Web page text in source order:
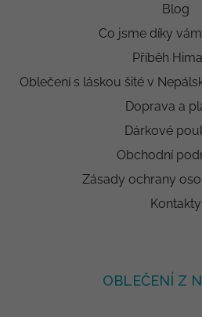
Blog
Co jsme díky
Příběh
Oblečení s láskou šité v
Doprava a
Dárkové
Obchodní
Zásady ochrany
Kontakty
OBLEČENÍ Z